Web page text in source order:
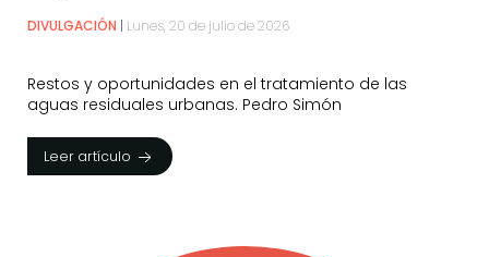
DIVULGACIÓN Lunes, 20 de julio de 2026
Restos y oportunidades en el tratamiento de las
aguas residuales urbanas. Pedro Simón
Leer artículo